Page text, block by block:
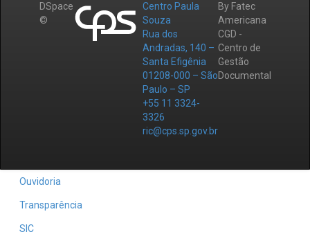
DSpace
©
Centro Paula
Souza
Rua dos
Andradas, 140 –
Santa Efigênia
01208-000 – São
Paulo – SP
+55 11 3324-
3326
ric@cps.sp.gov.br
By Fatec
Americana
CGD -
Centro de
Gestão
Documental
Ouvidoria
Transparência
SIC